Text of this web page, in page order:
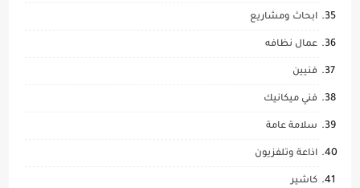
ابحاث ومشاريع
عمال نظافه
فنيين
فني ميكانيك
سلامة عامة
اذاعة وتلفزيون
كاشير